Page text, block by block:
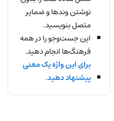
نوشتن وندها و ضمایر
متصل بنویسید.
این جست‌وجو را در همه
فرهنگ‌ها انجام دهید.
برای این واژه یک معنی
پیشنهاد دهید.